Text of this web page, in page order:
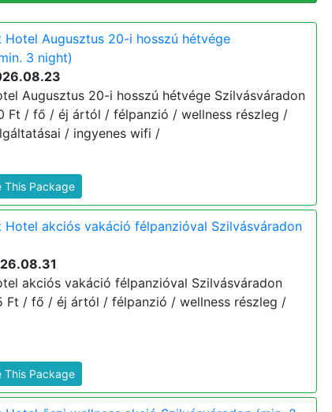
Augusztus 20-i hosszú hétvége
3 night)
Augusztus 20-i hosszú hétvége Szilvásváradon
Ft / fő / éj ártól / félpanzió / wellness részleg /
/ ingyenes wifi /
This Package
akciós vakáció félpanzióval Szilvásváradon
akciós vakáció félpanzióval Szilvásváradon
Ft / fő / éj ártól / félpanzió / wellness részleg /
This Package